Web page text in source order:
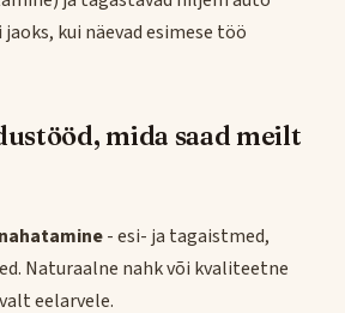
kui näevad esimese töö
mida saad meilt
- esi- ja tagaistmed,
Naturaalne nahk või kvaliteetne
eelarvele.